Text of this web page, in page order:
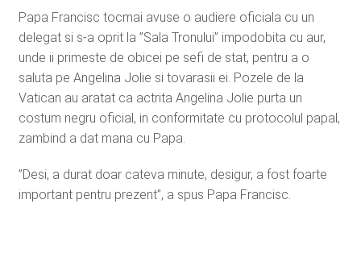
Papa Francisc tocmai avuse o audiere oficiala cu un
delegat si s-a oprit la ”Sala Tronului” impodobita cu aur,
unde ii primeste de obicei pe sefi de stat, pentru a o
saluta pe Angelina Jolie si tovarasii ei. Pozele de la
Vatican au aratat ca actrita Angelina Jolie purta un
costum negru oficial, in conformitate cu protocolul papal,
zambind a dat mana cu Papa.
”Desi, a durat doar cateva minute, desigur, a fost foarte
important pentru prezent”, a spus Papa Francisc.